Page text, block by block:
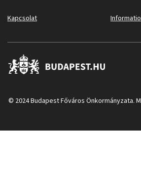
Kapcsolat
© 2024 Budapest Főváros Önkormányzata.